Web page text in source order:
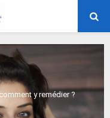
y remédier ?